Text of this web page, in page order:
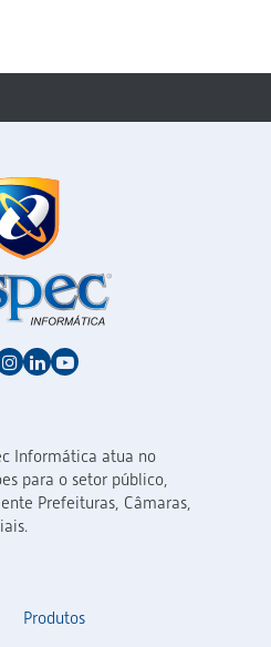
Informática atua no
para o setor público,
Prefeituras, Câmaras,
Produtos